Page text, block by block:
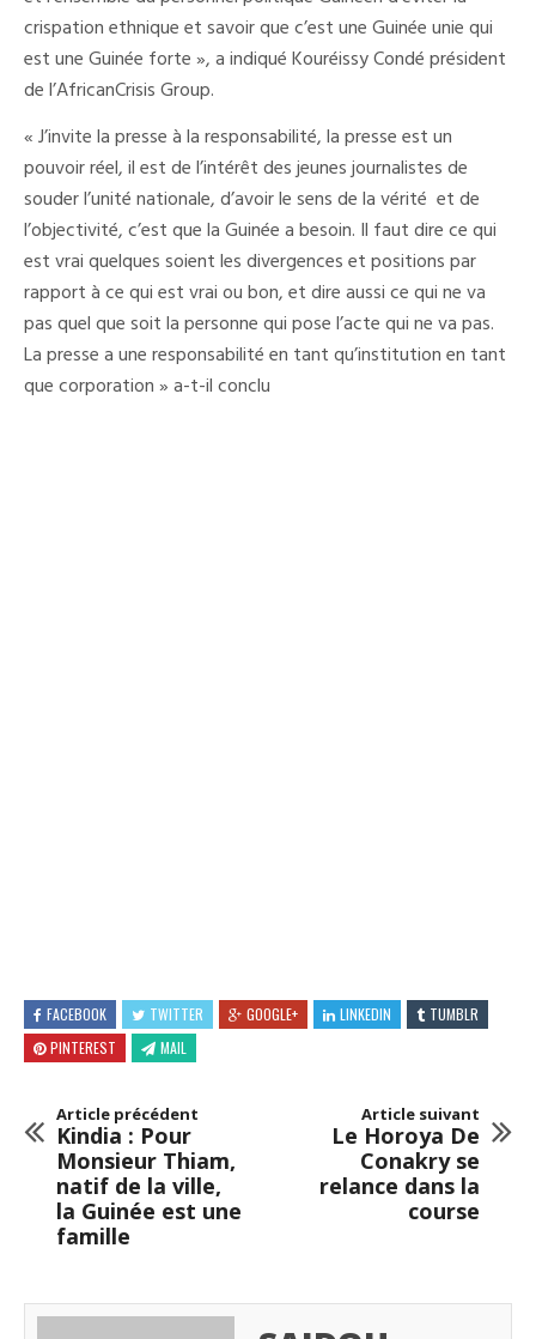
crispation ethnique et savoir que c’est une Guinée unie qui
est une Guinée forte », a indiqué Kouréissy Condé président
de l’AfricanCrisis Group.
« J’invite la presse à la responsabilité, la presse est un
pouvoir réel, il est de l’intérêt des jeunes journalistes de
souder l’unité nationale, d’avoir le sens de la vérité et de
l’objectivité, c’est que la Guinée a besoin. Il faut dire ce qui
est vrai quelques soient les divergences et positions par
rapport à ce qui est vrai ou bon, et dire aussi ce qui ne va
pas quel que soit la personne qui pose l’acte qui ne va pas.
La presse a une responsabilité en tant qu’institution en tant
que corporation » a-t-il conclu
FACEBOOK TWITTER GOOGLE+ LINKEDIN
TUMBLR
PINTEREST
MAIL
Article précédent
Kindia : Pour
Monsieur Thiam,
natif de la ville,
la Guinée est une
famille
Article suivant
Le Horoya De
Conakry se
relance dans la
course